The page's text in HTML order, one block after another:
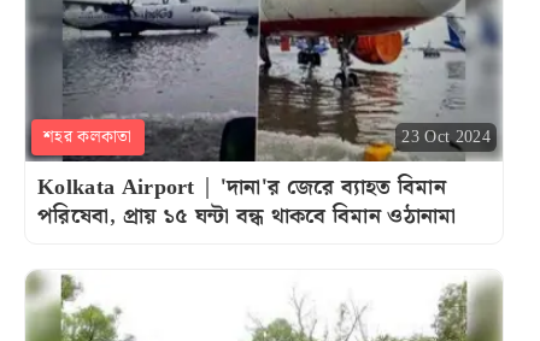
শহর কলকাতা 23 Oct 2024
Kolkata Airport | 'দানা'র জেরে ব্যাহত বিমান
পরিষেবা, প্রায় ১৫ ঘন্টা বন্ধ থাকবে বিমান ওঠানামা